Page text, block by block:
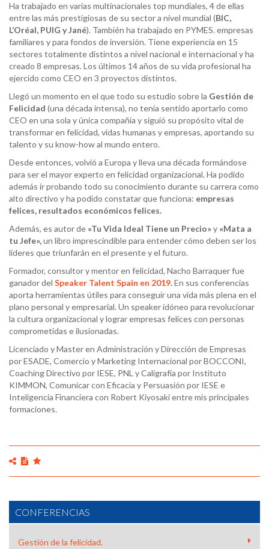
Ha trabajado en varias multinacionales top mundiales, 4 de ellas
entre las más prestigiosas de su sector a nivel mundial (BIC,
L’Oréal, PUIG y Jané). También ha trabajado en PYMES. empresas
familiares y para fondos de inversión. Tiene experiencia en 15
sectores totalmente distintos a nivel nacional e internacional y ha
creado 8 empresas. Los últimos 14 años de su vida profesional ha
ejercido como CEO en 3 proyectos distintos.
Llegó un momento en el que todo su estudio sobre la Gestión de
Felicidad (una década intensa), no tenía sentido aportarlo como
CEO en una sola y única compañía y siguió su propósito vital de
transformar en felicidad, vidas humanas y empresas, aportando su
talento y su know-how al mundo entero.
Desde entonces, volvió a Europa y lleva una década formándose
para ser el mayor experto en felicidad organizacional. Ha podido
además ir probando todo su conocimiento durante su carrera como
alto directivo y ha podido constatar que funciona: empresas
felices, resultados económicos felices.
Además, es autor de «Tu Vida Ideal Tiene un Precio»y «Mata a
tu Jefe»,un libro imprescindible para entender cómo deben ser los
líderes que triunfarán en el presente y el futuro.
Formador, consultor y mentor en felicidad, Nacho Barraquer fue
ganador del Speaker Talent Spain en 2019.En sus conferencias
aporta herramientas útiles para conseguir una vida más plena en el
plano personal y empresarial. Un speaker idóneo para revolucionar
la cultura organizacional y lograr empresas felices con personas
comprometidas e ilusionadas.
Licenciado y Master en Administración y Dirección de Empresas
por ESADE, Comercio y Marketing Internacional por BOCCONI,
Coaching Directivo por IESE, PNL y Caligrafía por Instituto
KIMMON, Comunicar con Eficacia y Persuasión por IESE e
Inteligencia Financiera con Robert Kiyosaki entre mis principales
formaciones.
CONFERENCIAS
Gestión de la felicidad.